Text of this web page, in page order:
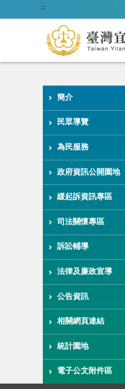
:::
簡介
民眾導覽
為民服務
政府資訊公開園地
緩起訴資訊專區
司法關懷專區
訴訟輔導
法律及廉政宣導
公告資訊
相關網頁連結
統計園地
電子公文附件區